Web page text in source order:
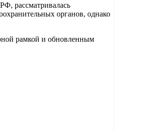
рассматривалась
органов, однако
рамкой и обновленным